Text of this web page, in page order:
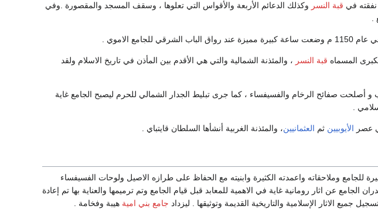
في قبة النسر وكذلك الدعائم الأربعة والأقواس التي تعلوها ، وسقف المسجد والمقصورة .وفي
المسماه قبة النسر ، والمئذنة الشمالية والتي هي الأقدم بين المأذن في تاريخ الاسلام ولقد
صفائح الرخام والفسيفساء ، كما جرى تبليط الجدار الشمالي للحرم ليصبح الجامع غاية
.
عصر الأيوبيين ثم العثمانيين، والمئذنة الغربية أنشأها السلطان قايتباي .
للجامع وملاحقاته واعمدته الكثيرة وابنيته مع الحفاظ على طرازه الاصيل ولوحات الفسيفساء
عن اثار رومانية غاية في الاهمية للمعابد قبل قيام الجامع وتم ترميمها والعناية بها تم إعادة
جميع الاثار الإسلامية والتاريخية القديمة وتوثيقها . ليزداد جامع بني امية هيبة وفخامة .